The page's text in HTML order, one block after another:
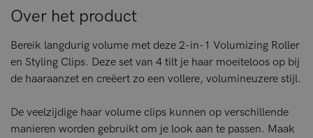
Over het product
Bereik langdurig volume met deze 2-in-1 Volumizing Roller
en Styling Clips. Deze set van 4 tilt je haar moeiteloos op bij
de haaraanzet en creëert zo een vollere, volumineuzere stijl.
De veelzijdige haar volume clips kunnen op verschillende
manieren worden gebruikt om je look aan te passen. Maak